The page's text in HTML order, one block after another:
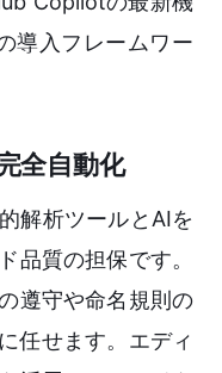
導入フレームワー
全自動化
解析ツールとAIを
品質の担保です。
遵守や命名規則の
任せます。エディ